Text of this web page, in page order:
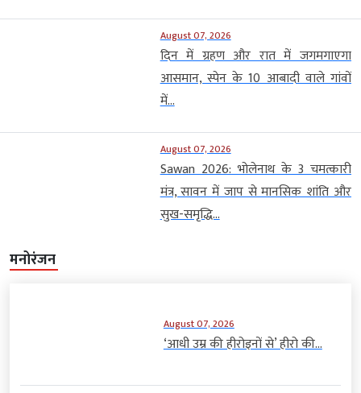
August 07, 2026
दिन में ग्रहण और रात में जगमगाएगा
आसमान, स्पेन के 10 आबादी वाले गांवों
में...
August 07, 2026
Sawan 2026: भोलेनाथ के 3 चमत्कारी
मंत्र, सावन में जाप से मानसिक शांति और
सुख-समृद्धि...
मनोरंजन
August 07, 2026
‘आधी उम्र की हीरोइनों से’ हीरो की...